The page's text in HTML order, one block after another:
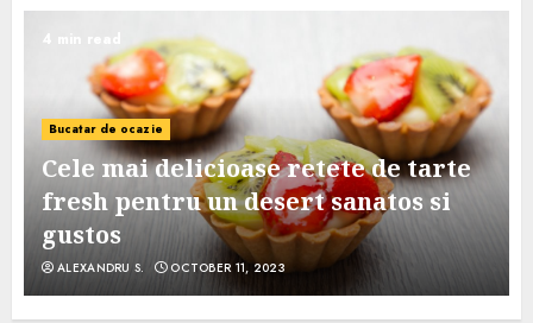
4 min read
Bucatar de ocazie
Cele mai delicioase retete de tarte
fresh pentru un desert sanatos si
gustos
ALEXANDRU S. OCTOBER 11, 2023